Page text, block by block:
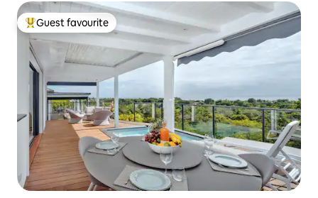
Top guest favourite
Guest favourite